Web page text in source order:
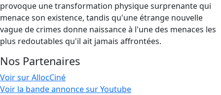
provoque une transformation physique surprenante qui
menace son existence, tandis qu'une étrange nouvelle
vague de crimes donne naissance à l'une des menaces les
plus redoutables qu'il ait jamais affrontées.
Nos Partenaires
Voir sur AllocCiné
Voir la bande annonce sur Youtube